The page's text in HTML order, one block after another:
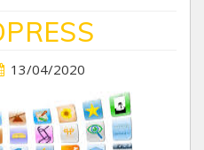
13/04/2020